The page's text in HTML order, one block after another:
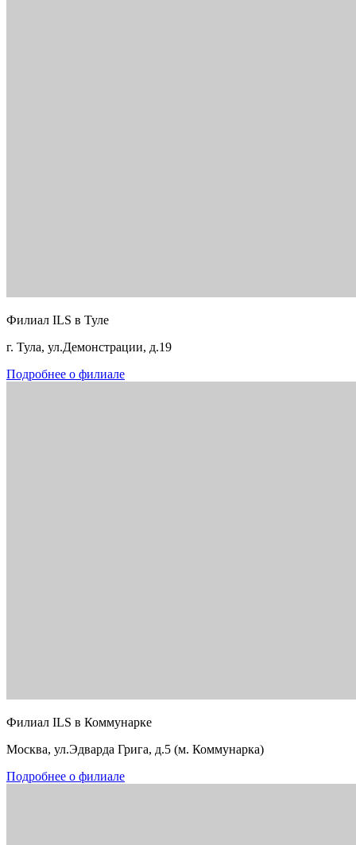
Филиал ILS в Туле
г. Тула, ул.Демонстрации, д.19
Подробнее о филиале
Филиал ILS в Коммунарке
Москва, ул.Эдварда Грига, д.5 (м. Коммунарка)
Подробнее о филиале